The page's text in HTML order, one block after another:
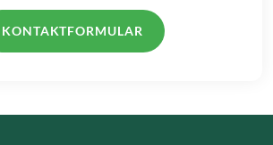
KONTAKTFORMULAR